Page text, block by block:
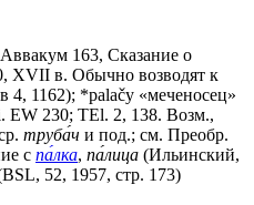
163, Сказание о
XVII в. Обычно возводят к
4, 1162); *раlаčу «меченосец»
ЕW 230; ТЕl. 2, 138. Возм.,
труба́ч и под.; см. Преобр.
с па́лка, па́лица (Ильинский,
52, 1957, стр. 173)